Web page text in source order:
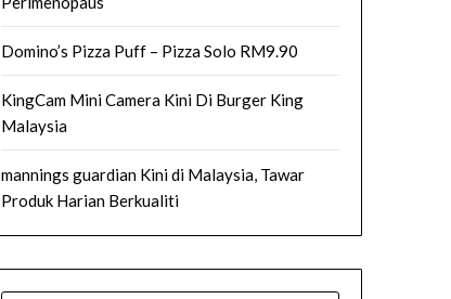
Domino’s Pizza Puff – Pizza Solo RM9.90
KingCam Mini Camera Kini Di Burger King
Malaysia
mannings guardian Kini di Malaysia, Tawar
Produk Harian Berkualiti